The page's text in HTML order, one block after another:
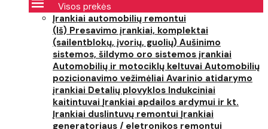
Visos prekės
Įrankiai automobilių remontui
(Iš) Presavimo įrankiai, komplektai
(sailentblokų, įvorių, guolių) Aušinimo
sistemos, šildymo oro sistemos įrankiai
Automobilių ir motociklų keltuvai Automobilių
pozicionavimo vežimėliai Avarinio atidarymo
įrankiai Detalių plovyklos Indukciniai
kaitintuvai Įrankiai apdailos ardymui ir kt.
Įrankiai duslintuvų remontui Įrankiai
generatoriaus / eletronikos remontui